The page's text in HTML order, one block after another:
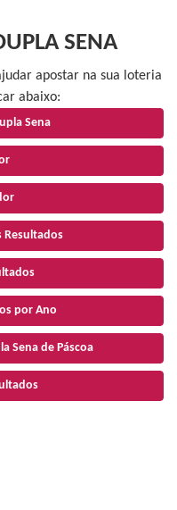
SENA
apostar na sua loteria
abaixo:
Sena
Resultados
por Ano
Sena de Páscoa